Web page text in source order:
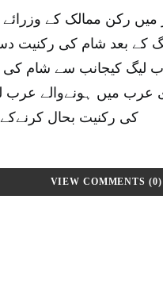
میں رکن ممالک کے
کے بعد شام کی
کر دی 2011 میں عرب لیگ کیجانب
2023 کوسعودی عرب میں
کی رکنیت بحال
VIEW COMMENTS (0)